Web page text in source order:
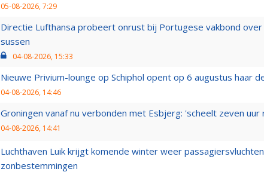
05-08-2026, 7:29
Directie Lufthansa probeert onrust bij Portugese vakbond
sussen
04-08-2026, 15:33
Nieuwe Privium-lounge op Schiphol opent op 6 augustus haar
04-08-2026, 14:46
Groningen vanaf nu verbonden met Esbjerg: 'scheelt zeven uur
04-08-2026, 14:41
Luchthaven Luik krijgt komende winter weer
zonbestemmingen